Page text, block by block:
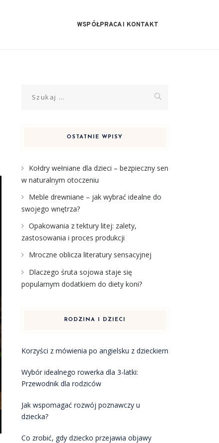
WSPÓŁPRACA I KONTAKT
OSTATNIE WPISY
Kołdry wełniane dla dzieci – bezpieczny sen
w naturalnym otoczeniu
Meble drewniane – jak wybrać idealne do
swojego wnętrza?
Opakowania z tektury litej: zalety,
zastosowania i proces produkcji
Mroczne oblicza literatury sensacyjnej
Dlaczego śruta sojowa staje się
popularnym dodatkiem do diety koni?
RODZINA I DZIECI
Korzyści z mówienia po angielsku z dzieckiem
Wybór idealnego rowerka dla 3-latki:
Przewodnik dla rodziców
Jak wspomagać rozwój poznawczy u
dziecka?
Co zrobić, gdy dziecko przejawia objawy